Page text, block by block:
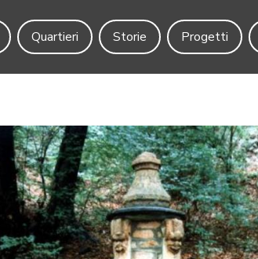
Quartieri Storie Progetti